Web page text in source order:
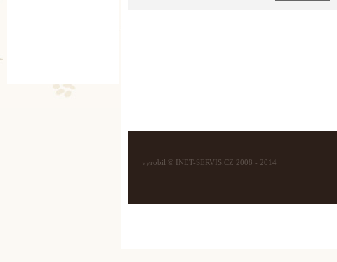
vyrobil © INET-SERVIS.CZ 2008 - 2014